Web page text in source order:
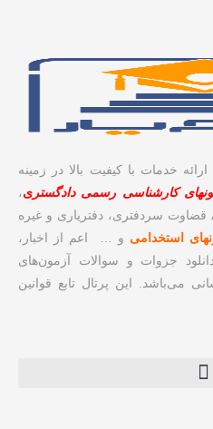
خدمات با کیفیت بالا در زمینه‌
کارشناسی رسمی دادگستر ی،
قضاوت سردفتری، دفتریاری و غیره
استخدامی و … اعم از اخبار،
جزوات و سوالات آزمون‌های
می‌باشد. این پرتال تابع قوانین